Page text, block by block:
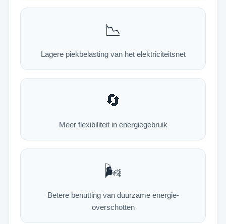
📉
Lagere piekbelasting van het elektriciteitsnet
🔄
Meer flexibiliteit in energiegebruik
🌬️
Betere benutting van duurzame energie-
overschotten